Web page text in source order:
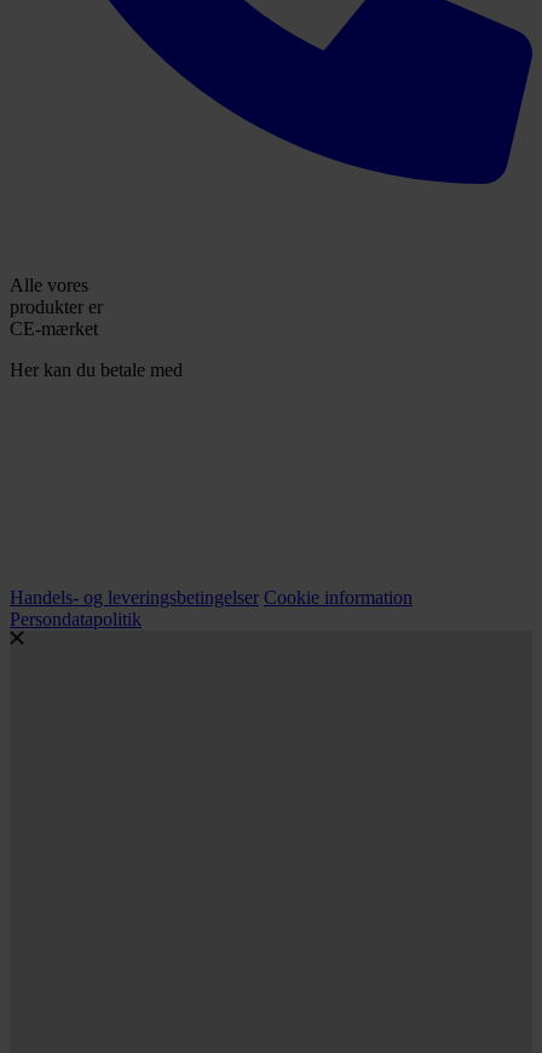
Alle vores
produkter er
CE-mærket
Her kan du betale med
Handels- og leveringsbetingelser Cookie information
Persondatapolitik